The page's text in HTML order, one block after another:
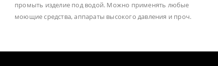
промыть изделие под водой. Можно применять любые
моющие средства, аппараты высокого давления и проч.